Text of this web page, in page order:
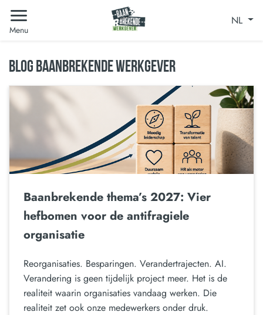
Menu
NL
BLOG BAANBREKENDE WERKGEVER
Baanbrekende thema’s 2027: Vier
hefbomen voor de antifragiele
organisatie
Reorganisaties. Besparingen. Verandertrajecten. AI.
Verandering is geen tijdelijk project meer. Het is de
realiteit waarin organisaties vandaag werken. Die
realiteit zet ook onze medewerkers onder druk.